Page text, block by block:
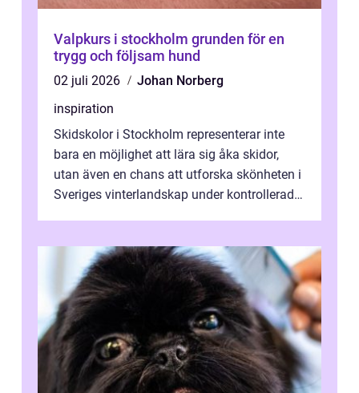
Valpkurs i stockholm grunden för en
trygg och följsam hund
02 juli 2026
Johan Norberg
inspiration
Skidskolor i Stockholm representerar inte
bara en möjlighet att lära sig åka skidor,
utan även en chans att utforska skönheten i
Sveriges vinterlandskap under kontrollerade